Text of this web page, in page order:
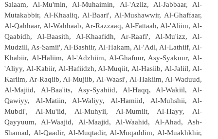
Salaam,
Al-Mu'min, Al-Muhaimin, Al-'Aziiz, Al-Jabbaar,
Al-
Mutakabbir, Al-Khaaliq, Al-Baari', Al-Mushawwir, Al-Ghaffaar,
Al-Qahhaar, Al-Wahhaab, Ar-Razzaaq, Al-Fattaah, Al-'Aliim, Al-
Qaabidh, Al-Baasith, Al-Khaafidh, Ar-Raafi', Al-Mu'izz, Al-
Mudzill, As-Samii', Al-Bashiir, Al-Hakam, Al-'Adl, Al-Lathiif, Al-
Khabiir, Al-Haliim, Al-'Adzhiim, Al-Ghafuur, Asy-Syakuur, Al-
'Aliyy, Al-Kabiir, Al-Hafiidzh, Al-Muqiit, Al-Hasiib, Al-Jaliil, Al-
Kariim, Ar-Raqiib, Al-Mujiib, Al-Waasi', Al-Hakiim, Al-Waduud,
Al-Majiid,
Al-Baa'its, Asy-Syahiid, Al-Haqq, Al-Wakiil, Al-
Qawiyy, Al-Matiin, Al-Waliyy, Al-Hamiid, Al-Muhshii, Al-
Mubdi', Al-Mu'iid, Al-Muhyii, Al-Mumiit, Al-Hayy, Al-
Qayyuum, Al-Waajid, Al-Maajid, Al-Waahid, Al-Ahad, Ash-
Shamad, Al-Qaadir, Al-Muqtadir, Al-Muqaddim, Al-Muakhkhir,